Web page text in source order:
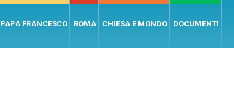
PAPA FRANCESCO ROMA CHIESA E MONDO DOCUMENTI